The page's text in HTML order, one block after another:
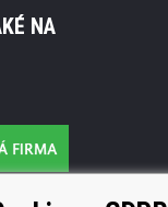
NA